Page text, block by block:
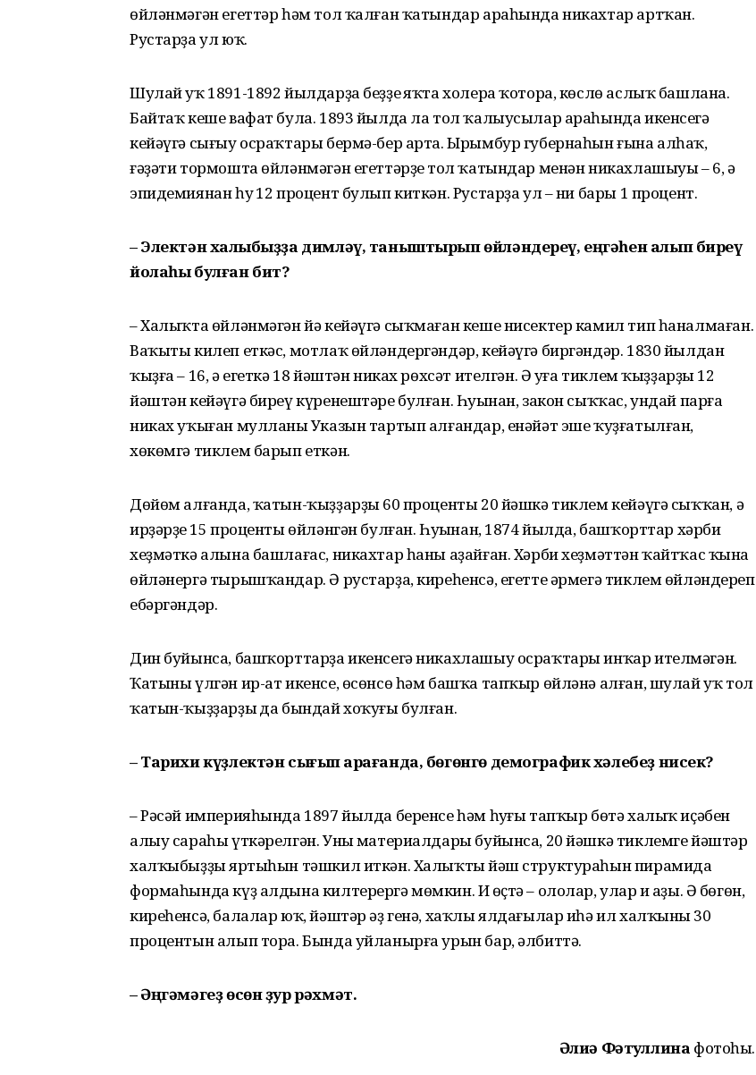
өйләнмәгән егеттәр һәм тол ҡалған ҡатындар араһында никахтар артҡан.
Рустарҙа ул юҡ.
Шулай уҡ 1891-1892 йылдарҙа беҙҙең яҡта холера ҡотора, көслө аслыҡ башлана.
Байтаҡ кеше вафат була. 1893 йылда ла тол ҡалыусылар араһында икенсегә
кейәүгә сығыу осраҡтары бермә-бер арта. Ырымбур губернаһын ғына алһаҡ,
ғәҙәти тормошта өйләнмәгән егеттәрҙең тол ҡатындар менән никахлашыуы – 6, ә
эпидемиянан һуң 12 процент булып киткән. Рустарҙа ул – ни бары 1 процент.
– Электән халҡыбыҙҙа димләү, таныштырып өйләндереү, еңгәһен алып биреү
йолаһы булған бит?
– Халыҡта өйләнмәгән йә кейәүгә сыҡмаған кеше нисектер камил тип һаналмаған.
Ваҡыты килеп еткәс, мотлаҡ өйләндергәндәр, кейәүгә биргәндәр. 1830 йылдан
ҡыҙға – 16, ә егеткә 18 йәштән никах рөхсәт ителгән. Ә уға тиклем ҡыҙҙарҙы 12
йәштән кейәүгә биреү күренештәре булған. Һуңынан, закон сыҡҡас, ундай парға
никах уҡыған мулланың Указын тартып алғандар, енәйәт эше ҡуҙғатылған,
хөкөмгә тиклем барып еткән.
Дөйөм алғанда, ҡатын-ҡыҙҙарҙың 60 проценты 20 йәшкә тиклем кейәүгә сыҡҡан, ә
ирҙәрҙең 15 проценты өйләнгән булған. Һуңынан, 1874 йылда, башҡорттар хәрби
хеҙмәткә алына башлағас, никахтар һаны аҙайған. Хәрби хеҙмәттән ҡайтҡас ҡына
өйләнергә тырышҡандар. Ә рустарҙа, киреһенсә, егетте әрмегә тиклем өйләндереп
ебәргәндәр.
Дин буйынса, башҡорттарҙа икенсегә никахлашыу осраҡтары инҡар ителмәгән.
Ҡатыны үлгән ир-ат икенсе, өсөнсө һәм башҡа тапҡыр өйләнә алған, шулай уҡ тол
ҡатын-ҡыҙҙарҙың да бындай хоҡуғы булған.
– Тарихи күҙлектән сығып ҡарағанда, бөгөнгө демографик хәлебеҙ нисек?
– Рәсәй империяһында 1897 йылда беренсе һәм һуңғы тапҡыр бөтә халыҡ иҫәбен
алыу сараһы үткәрелгән. Уның материалдары буйынса, 20 йәшкә тиклемге йәштәр
халҡыбыҙҙың яртыһын тәшкил иткән. Халыҡтың йәш структураһын пирамида
формаһында күҙ алдына килтерергә мөмкин. Иң өҫтә – ололар, улар иң аҙы. Ә бөгөн,
киреһенсә, балалар юҡ, йәштәр әҙ генә, хаҡлы ялдағылар иһә ил халҡының 30
процентын алып тора. Бында уйланырға урын бар, әлбиттә.
– Әңгәмәгеҙ өсөн ҙур рәхмәт.
Әлиә Фәтҡуллина фотоһы.